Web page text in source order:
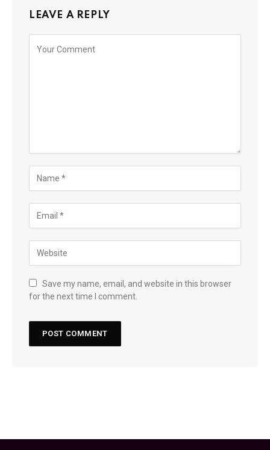
LEAVE A REPLY
Save my name, email, and website in this browser
for the next time I comment.